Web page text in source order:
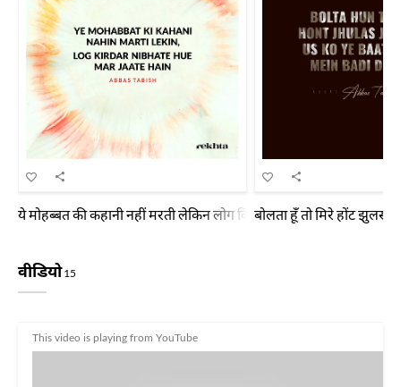
ये मोहब्बत की कहानी नहीं मरती लेकिन लोग किरदार निभाते हुए मर जाते हैं
बोलता हूँ तो मिरे होंट झुलस
वीडियो15
This video is playing from YouTube